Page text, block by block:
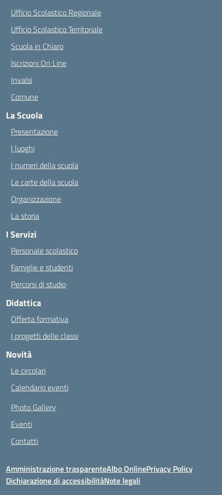
Ufficio Scolastico Regionale
Ufficio Scolastico Territoriale
Scuola in Chiaro
Iscrizioni On Line
Invalsi
Comune
La Scuola
Presentazione
I luoghi
I numeri della scuola
Le carte della scuola
Organizzazione
La storia
I Servizi
Personale scolastico
Famiglie e studenti
Percorsi di studio
Didattica
Offerta formativa
I progetti delle classi
Novità
Le circolari
Calendario eventi
Photo Gallery
Eventi
Contatti
Amministrazione trasparenteAlbo OnlinePrivacy Policy
Dichiarazione di accessibilitàNote legali